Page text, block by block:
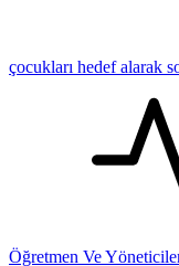
çocukları hedef alarak
Öğretmen Ve